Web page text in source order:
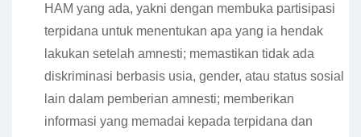
HAM yang ada, yakni dengan membuka partisipasi
terpidana untuk menentukan apa yang ia hendak
lakukan setelah amnesti; memastikan tidak ada
diskriminasi berbasis usia, gender, atau status sosial
lain dalam pemberian amnesti; memberikan
informasi yang memadai kepada terpidana dan